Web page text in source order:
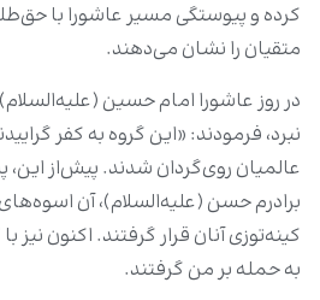
کرده و پیوستگی مسیر عاشورا با
متقیان را نشان می‌دهند.
در روز عاشورا امام حسین
نبرد، فرمودند: «این گروه به کفر
عالمیان روی‌گردان شدند. پیش‌از این،
برادرم حسن (علیه‌السلام)، آن
کینه‌توزی آنان قرار گرفتند. اکنون
به حمله بر من گرفتند.